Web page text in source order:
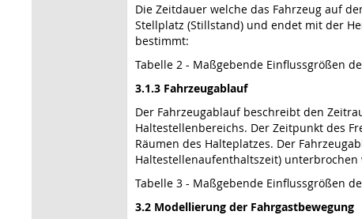
Die Zeitdauer welche das Fahrzeug auf
Stellplatz (Stillstand) und endet mit der
bestimmt:
Tabelle 2 - Maßgebende Einflussgrößen
3.1.3 Fahrzeugablauf
Der Fahrzeugablauf beschreibt den
Haltestellenbereichs. Der Zeitpunkt des
Räumen des Halteplatzes. Der
Haltestellenaufenthaltszeit) unterbrochen
Tabelle 3 - Maßgebende Einflussgrößen
3.2 Modellierung der Fahrgastbewegung